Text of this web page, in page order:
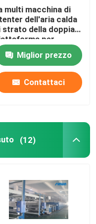
multi macchina di
dell'aria calda
strato della doppia
per
i tessuti
Miglior prezzo
Contattaci
(12)